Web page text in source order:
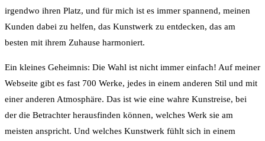
irgendwo ihren Platz, und für mich ist es immer spannend, meinen
Kunden dabei zu helfen, das Kunstwerk zu entdecken, das am
besten mit ihrem Zuhause harmoniert.
Ein kleines Geheimnis: Die Wahl ist nicht immer einfach! Auf meiner
Webseite gibt es fast 700 Werke, jedes in einem anderen Stil und mit
einer anderen Atmosphäre. Das ist wie eine wahre Kunstreise, bei
der die Betrachter herausfinden können, welches Werk sie am
meisten anspricht. Und welches Kunstwerk fühlt sich in einem